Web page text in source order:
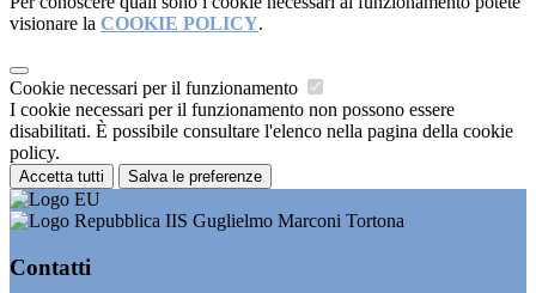
visionare la COOKIE POLICY.
Cookie necessari per il funzionamento
I cookie necessari per il funzionamento non possono essere
disabilitati. È possibile consultare l'elenco nella pagina della cookie
policy.
Accetta tutti Salva le preferenze
IIS Guglielmo Marconi Tortona
Contatti